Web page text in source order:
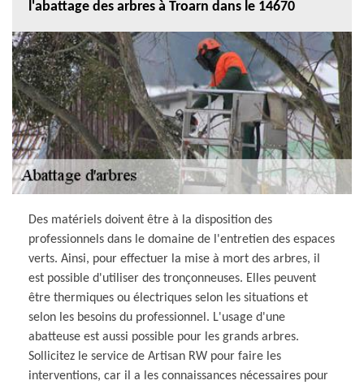
l'abattage des arbres à Troarn dans le 14670
Des matériels doivent être à la disposition des
professionnels dans le domaine de l'entretien des espaces
verts. Ainsi, pour effectuer la mise à mort des arbres, il
est possible d'utiliser des tronçonneuses. Elles peuvent
être thermiques ou électriques selon les situations et
selon les besoins du professionnel. L'usage d'une
abatteuse est aussi possible pour les grands arbres.
Sollicitez le service de Artisan RW pour faire les
interventions, car il a les connaissances nécessaires pour